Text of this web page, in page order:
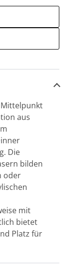
aus
Die
bilden
oder
mit
bietet
Platz für